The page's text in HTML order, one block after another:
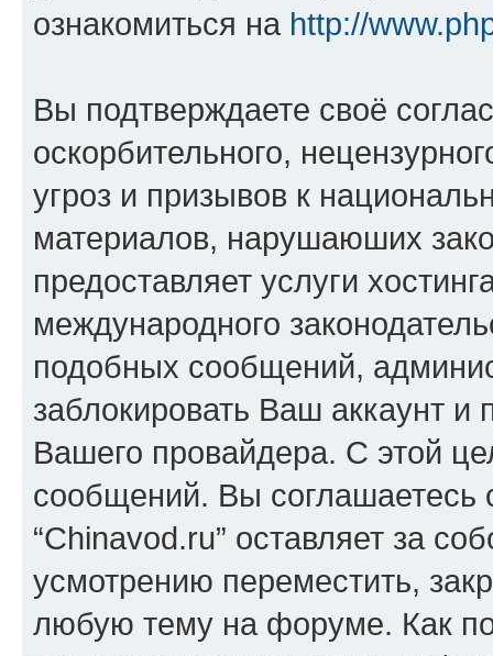
ознакомиться на http://
Вы подтверждаете своё
оскорбительного,
угроз и призывов к
материалов, нарушаюших
предоставляет услуги
международного
подобных сообщений,
заблокировать Ваш аккаунт и
Вашего провайдера. С этой
сообщений. Вы соглашаетесь
“Chinavod.ru” оставляет за
усмотрению переместить,
любую тему на форуме. Как